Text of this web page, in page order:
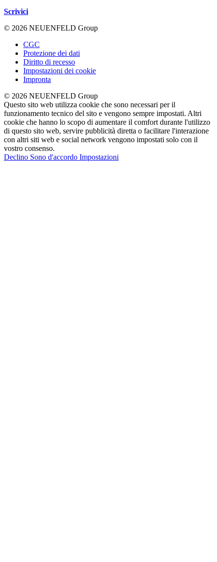
Scrivici
© 2026 NEUENFELD Group
CGC
Protezione dei dati
Diritto di recesso
Impostazioni dei cookie
Impronta
© 2026 NEUENFELD Group
Questo sito web utilizza cookie che sono necessari per il
funzionamento tecnico del sito e vengono sempre impostati. Altri
cookie che hanno lo scopo di aumentare il comfort durante l'utilizzo
di questo sito web, servire pubblicità diretta o facilitare l'interazione
con altri siti web e social network vengono impostati solo con il
vostro consenso.
Declino Sono d'accordo Impostazioni